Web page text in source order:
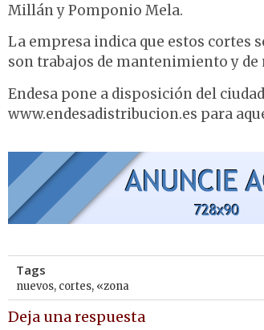
Millán y Pomponio Mela.
La empresa indica que estos cortes
son trabajos de mantenimiento y
Endesa pone a disposición del
www.endesadistribucion.es para
Tags
nuevos, cortes, «zona
Deja una respuesta